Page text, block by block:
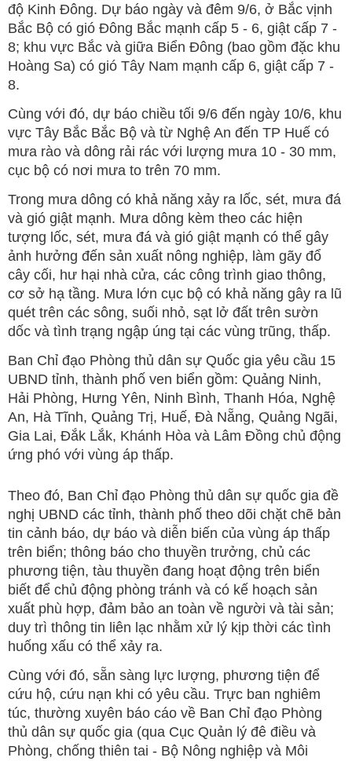
độ Kinh Đông. Dự báo ngày và đêm 9/6, ở Bắc vịnh
Bắc Bộ có gió Đông Bắc mạnh cấp 5 - 6, giật cấp 7 -
8; khu vực Bắc và giữa Biển Đông (bao gồm đặc khu
Hoàng Sa) có gió Tây Nam mạnh cấp 6, giật cấp 7 -
8.
Cùng với đó, dự báo chiều tối 9/6 đến ngày 10/6, khu
vực Tây Bắc Bắc Bộ và từ Nghệ An đến TP Huế có
mưa rào và dông rải rác với lượng mưa 10 - 30 mm,
cục bộ có nơi mưa to trên 70 mm.
Trong mưa dông có khả năng xảy ra lốc, sét, mưa đá
và gió giật mạnh. Mưa dông kèm theo các hiện
tượng lốc, sét, mưa đá và gió giật mạnh có thể gây
ảnh hưởng đến sản xuất nông nghiệp, làm gãy đổ
cây cối, hư hại nhà cửa, các công trình giao thông,
cơ sở hạ tầng. Mưa lớn cục bộ có khả năng gây ra lũ
quét trên các sông, suối nhỏ, sạt lở đất trên sườn
dốc và tình trạng ngập úng tại các vùng trũng, thấp.
Ban Chỉ đạo Phòng thủ dân sự Quốc gia yêu cầu 15
UBND tỉnh, thành phố ven biển gồm: Quảng Ninh,
Hải Phòng, Hưng Yên, Ninh Bình, Thanh Hóa, Nghệ
An, Hà Tĩnh, Quảng Trị, Huế, Đà Nẵng, Quảng Ngãi,
Gia Lai, Đắk Lắk, Khánh Hòa và Lâm Đồng chủ động
ứng phó với vùng áp thấp.
Theo đó, Ban Chỉ đạo Phòng thủ dân sự quốc gia đề
nghị UBND các tỉnh, thành phố theo dõi chặt chẽ bản
tin cảnh báo, dự báo và diễn biến của vùng áp thấp
trên biển; thông báo cho thuyền trưởng, chủ các
phương tiện, tàu thuyền đang hoạt động trên biển
biết để chủ động phòng tránh và có kế hoạch sản
xuất phù hợp, đảm bảo an toàn về người và tài sản;
duy trì thông tin liên lạc nhằm xử lý kịp thời các tình
huống xấu có thể xảy ra.
Cùng với đó, sẵn sàng lực lượng, phương tiện để
cứu hộ, cứu nạn khi có yêu cầu. Trực ban nghiêm
túc, thường xuyên báo cáo về Ban Chỉ đạo Phòng
thủ dân sự quốc gia (qua Cục Quản lý đê điều và
Phòng, chống thiên tai - Bộ Nông nghiệp và Môi